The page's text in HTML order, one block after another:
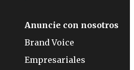
Anuncie con nosotros
Brand Voice
Empresariales